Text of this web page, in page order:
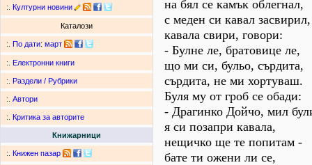
:. Културни новини
Каталози
:. По дати: март
:. Електронни книги
:. Раздели / Рубрики
:. Автори
:. Критика за авторите
Книжарници
:. Книжен пазар
на бял се камък облегнал,
с меден си кавал засвирил,
кавала свири, говори:
- Булне ле, братовице ле,
що ми си, бульо, сърдита,
сърдита, не ми хортуваш.
Буля му от гроб се обади:
- Драгинко Дойчо, мил
я си позапри кавала,
нещичко ще те попитам -
бате ти ожени ли се,